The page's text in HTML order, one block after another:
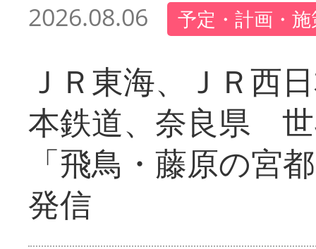
2026.08.06 予定・計画・
ＪＲ東海、ＪＲ西
本鉄道、奈良県
「飛鳥・藤原の宮
発信